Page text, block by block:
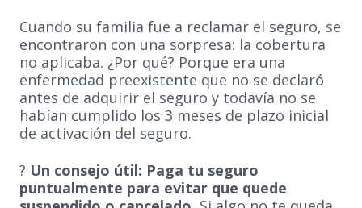
Cuando su familia fue a reclamar el seguro, se
encontraron con una sorpresa: la cobertura
no aplicaba. ¿Por qué? Porque era una
enfermedad preexistente que no se declaró
antes de adquirir el seguro y todavía no se
habían cumplido los 3 meses de plazo inicial
de activación del seguro.
? Un consejo útil: Paga tu seguro
puntualmente para evitar que quede